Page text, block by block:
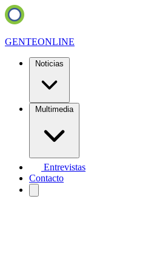
GENTEONLINE
Noticias
Multimedia
Entrevistas
Contacto